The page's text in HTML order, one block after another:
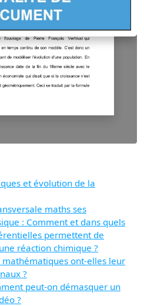
et évolution de la
maths ses
: Comment et dans quels
permettent de
réaction chimique ?
mathématiques ont-elles leur
?
peut-on démasquer un
?